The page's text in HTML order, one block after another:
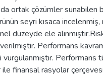
ortak çözümler sunabilen
seyri kısaca incelenmiş,
düzeyde ele
Performans
Performans
finansal rasyolar